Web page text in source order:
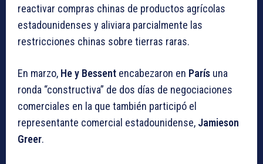
reactivar compras chinas de productos agrícolas
estadounidenses y aliviara parcialmente las
restricciones chinas sobre tierras raras.
En marzo, He y Bessent encabezaron en París una
ronda “constructiva” de dos días de negociaciones
comerciales en la que también participó el
representante comercial estadounidense, Jamieson
Greer.